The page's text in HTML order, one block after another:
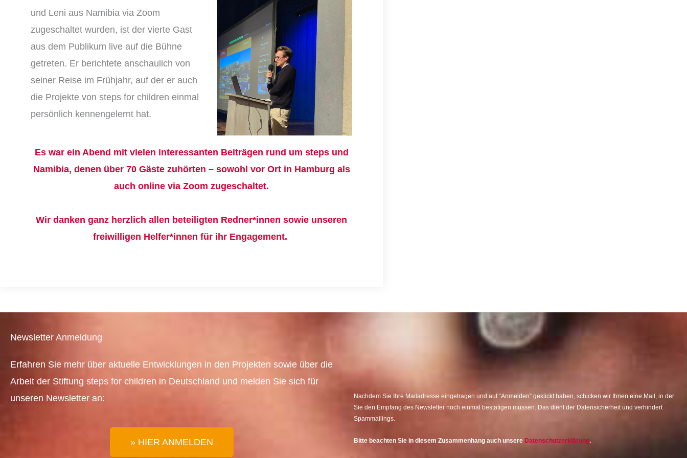
und Leni aus Namibia via Zoom
zugeschaltet wurden, ist der vierte Gast
aus dem Publikum live auf die Bühne
getreten. Er berichtete anschaulich von
seiner Reise im Frühjahr, auf der er auch
die Projekte von steps for children einmal
persönlich kennengelernt hat.
Es war ein Abend mit vielen interessanten Beiträgen rund um steps und
Namibia, denen über 70 Gäste zuhörten – sowohl vor Ort in Hamburg als
auch online via Zoom zugeschaltet.
Wir danken ganz herzlich allen beteiligten Redner*innen sowie unseren
freiwilligen Helfer*innen für ihr Engagement.
Newsletter Anmeldung
Erfahren Sie mehr über aktuelle Entwicklungen in den Projekten sowie über die
Arbeit der Stiftung steps for children in Deutschland und melden Sie sich für
unseren Newsletter an:
» HIER ANMELDEN
Nachdem Sie Ihre Mailadresse eingetragen und auf “Anmelden” geklickt haben, schicken wir Ihnen eine Mail, in der
Sie den Empfang des Newsletter noch einmal bestätigen müssen. Das dient der Datensicherheit und verhindert
Spammailings.
Bitte beachten Sie in diesem Zusammenhang auch unsere Datenschutzerklärung.